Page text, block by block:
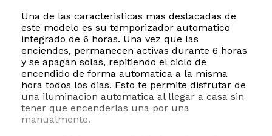
Una de las caracteristicas mas destacadas de
este modelo es su temporizador automatico
integrado de 6 horas. Una vez que las
enciendes, permanecen activas durante 6 horas
y se apagan solas, repitiendo el ciclo de
encendido de forma automatica a la misma
hora todos los dias. Esto te permite disfrutar de
una iluminacion automatica al llegar a casa sin
tener que encenderlas una por una
manualmente.